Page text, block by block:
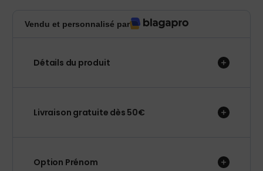
Vendu et personnalisé par
Détails du produit
Livraison gratuite dès 50€
Option Prénom